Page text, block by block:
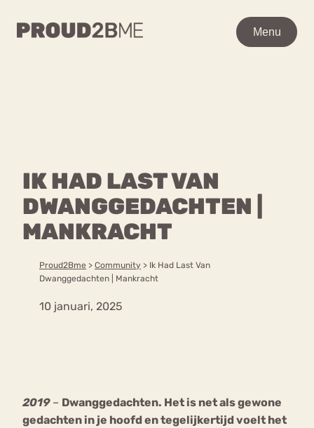
inhoud
Menu
IK HAD LAST VAN
DWANGGEDACHTEN |
MANKRACHT
Proud2Bme > Community > Ik Had Last Van
Dwanggedachten | Mankracht
10 januari, 2025
2019– Dwanggedachten. Het is net als gewone
gedachten in je hoofd en tegelijkertijd voelt het
Menu
Content
Forum
WAAR BEN JE NAAR OP
Over proud2bme
Contact
Proud in de media
Vacatures
VEEL GEZOCHTE TERMEN
osa